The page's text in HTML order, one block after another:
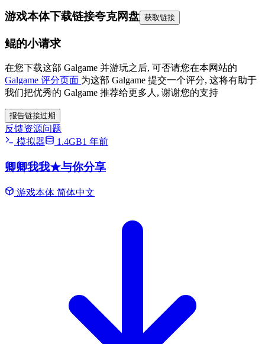
游戏本体下载链接夸克网盘 获取链接
鲲的小请求
在您下载这部 Galgame 并游玩之后, 可否请您在本网站的
Galgame 评分页面 为这部 Galgame 提交一个评分, 这将有助于
我们把优秀的 Galgame 推荐给更多人, 谢谢您的支持
报告链接过期
反馈资源问题
模拟器
1.4GB1 年前
卿卿我我★与你分享
游戏本体 简体中文